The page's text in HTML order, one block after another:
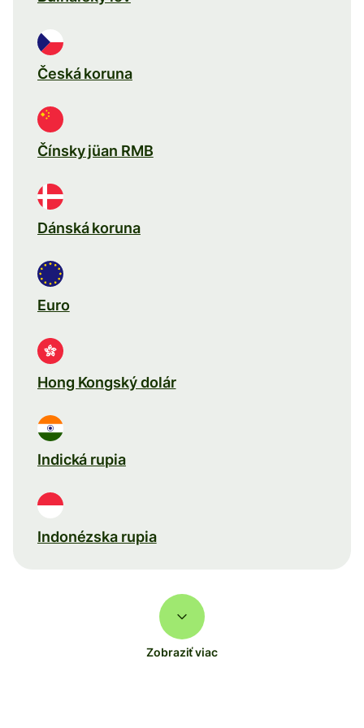
Česká koruna
Čínsky jüan RMB
Dánská koruna
Euro
Hong Kongský dolár
Indická rupia
Indonézska rupia
Zobraziť viac